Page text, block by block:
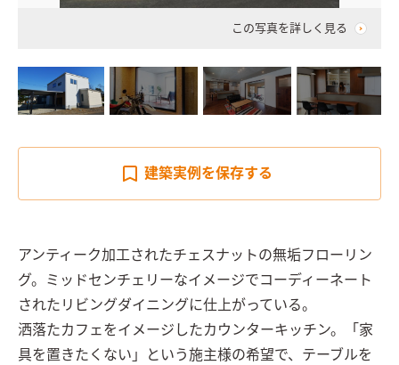
この写真を詳しく見る
建築実例を保存する
アンティーク加工されたチェスナットの無垢フローリン
グ。ミッドセンチェリーなイメージでコーディーネート
されたリビングダイニングに仕上がっている。
洒落たカフェをイメージしたカウンターキッチン。「家
具を置きたくない」という施主様の希望で、テーブルを